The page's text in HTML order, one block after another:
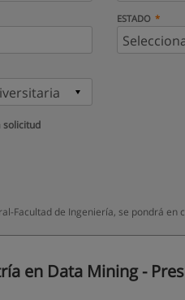
ESTADO
solicitud
Facultad de Ingeniería, se pondrá
en Data Mining -